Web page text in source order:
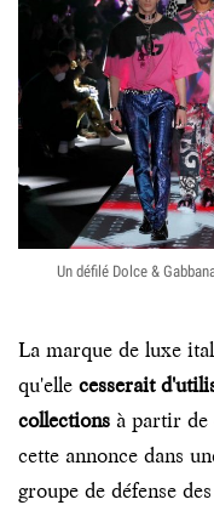
Authenticité
Comment ça marche
Un défilé Dolce &
La marque de luxe
qu'elle cesserait
collections à partir de
cette annonce dans
groupe de défense